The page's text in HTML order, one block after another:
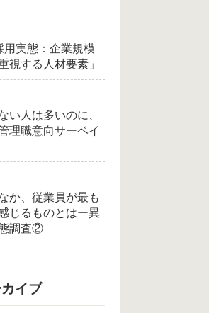
用実態：企業規模
視する人材要素」
い人は多いのに、
理職意向サーベイ
か、従業員が最も
じるものとはー異
調査②
イブ